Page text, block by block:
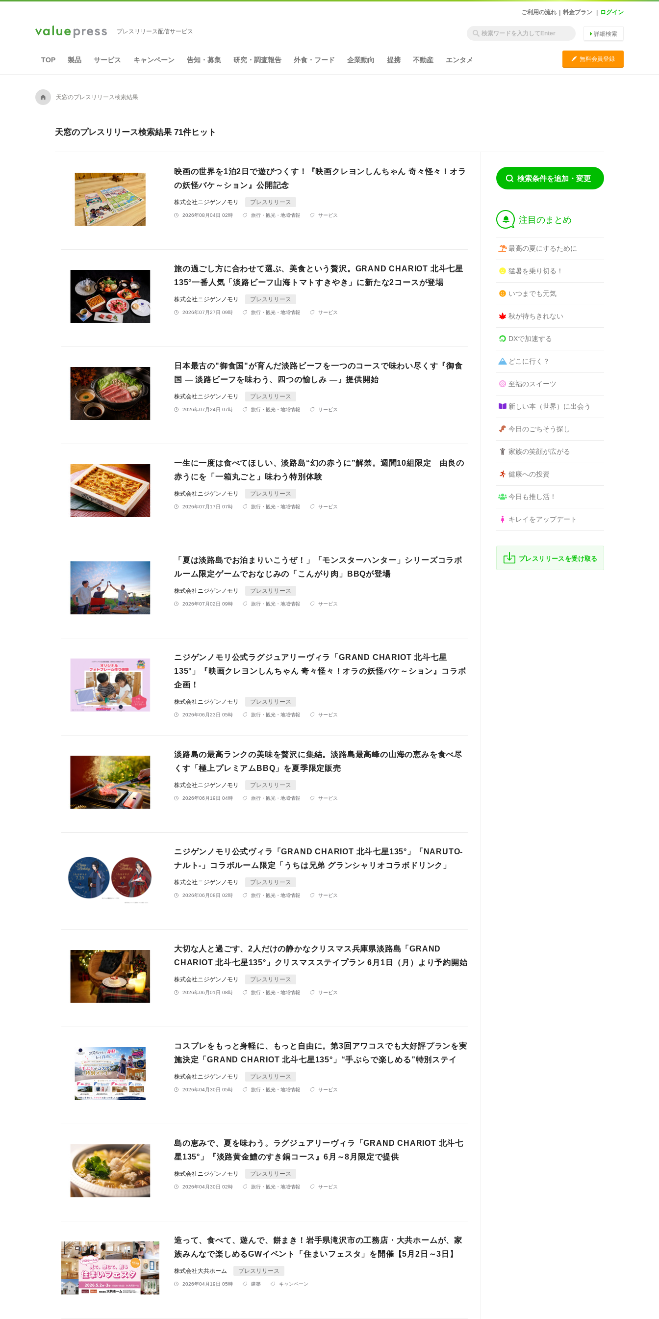
ご利用の流れ 料金プラン ログイン
プレスリリース配信サービス 詳細検索
TOP 製品 サービス キャンペーン 告知・募集 研究・調査報告 外食・フード 企業動向 提携 不動産 エンタメ C 無料会員登録
A 天窓のプレスリリース検索結果
天窓のプレスリリース検索結果 71件ヒット
映画の世界を1泊2日で遊びつくす！『映画クレヨンしんちゃん 奇々怪々！オラ
の妖怪バケ～ション』公開記念
株式会社ニジゲンノモリ プレスリリース
2026年08月04日 02時 旅行・観光・地域情報 サービス
旅の過ごし方に合わせて選ぶ、美食という贅沢。GRAND CHARIOT 北斗七星
135°一番人気「淡路ビーフ山海トマトすきやき」に新たな2コースが登場
株式会社ニジゲンノモリ プレスリリース
2026年07月27日 09時 旅行・観光・地域情報 サービス
日本最古の"御食国"が育んだ淡路ビーフを一つのコースで味わい尽くす『御食
国 ― 淡路ビーフを味わう、四つの愉しみ ―』提供開始
株式会社ニジゲンノモリ プレスリリース
2026年07月24日 07時 旅行・観光・地域情報 サービス
一生に一度は食べてほしい、淡路島“幻の赤うに”解禁。週間10組限定 由良の
赤うにを「一箱丸ごと」味わう特別体験
株式会社ニジゲンノモリ プレスリリース
2026年07月17日 07時 旅行・観光・地域情報 サービス
「夏は淡路島でお泊まりいこうぜ！」「モンスターハンター」シリーズコラボ
ルーム限定ゲームでおなじみの「こんがり肉」BBQが登場
株式会社ニジゲンノモリ プレスリリース
2026年07月02日 09時 旅行・観光・地域情報 サービス
ニジゲンノモリ公式ラグジュアリーヴィラ「GRAND CHARIOT 北斗七星
135°」『映画クレヨンしんちゃん 奇々怪々！オラの妖怪バケ～ション』コラボ
企画！
株式会社ニジゲンノモリ プレスリリース
2026年06月23日 05時 旅行・観光・地域情報 サービス
淡路島の最高ランクの美味を贅沢に集結。淡路島最高峰の山海の恵みを食べ尽
くす「極上プレミアムBBQ」を夏季限定販売
株式会社ニジゲンノモリ プレスリリース
2026年06月19日 04時 旅行・観光・地域情報 サービス
ニジゲンノモリ公式ヴィラ「GRAND CHARIOT 北斗七星135°」「NARUTO-
ナルト-」コラボルーム限定「うちは兄弟 グランシャリオコラボドリンク」
株式会社ニジゲンノモリ プレスリリース
2026年06月08日 02時 旅行・観光・地域情報 サービス
大切な人と過ごす、2人だけの静かなクリスマス兵庫県淡路島「GRAND
CHARIOT 北斗七星135°」クリスマスステイプラン 6月1日（月）より予約開始
株式会社ニジゲンノモリ プレスリリース
2026年06月01日 08時 旅行・観光・地域情報 サービス
コスプレをもっと身軽に、もっと自由に。第3回アワコスでも大好評プランを実
施決定「GRAND CHARIOT 北斗七星135°」“手ぶらで楽しめる”特別ステイ
株式会社ニジゲンノモリ プレスリリース
2026年04月30日 05時 旅行・観光・地域情報 サービス
島の恵みで、夏を味わう。ラグジュアリーヴィラ「GRAND CHARIOT 北斗七
星135°」『淡路黄金鱧のすき鍋コース』6月～8月限定で提供
株式会社ニジゲンノモリ プレスリリース
2026年04月30日 02時 旅行・観光・地域情報 サービス
造って、食べて、遊んで、餅まき！岩手県滝沢市の工務店・大共ホームが、家
族みんなで楽しめるGWイベント「住まいフェスタ」を開催【5月2日～3日】
株式会社大共ホーム プレスリリース
2026年04月19日 05時 建築 キャンペーン
検索条件を追加・変更
† 注目のまとめ
最高の夏にするために
猛暑を乗り切る！
いつまでも元気
秋が待ちきれない
DXで加速する
どこに行く？
至福のスイーツ
新しい本（世界）に出会う
今日のごちそう探し
家族の笑顔が広がる
健康への投資
今日も推し活！
キレイをアップデート
プレスリリースを受け取る